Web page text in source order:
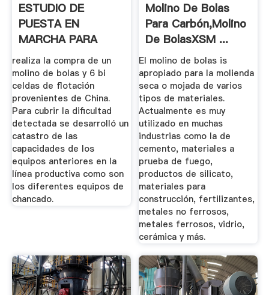
ESTUDIO DE
PUESTA EN
MARCHA PARA
MOLINO DE BOLAS
Y .
realiza la compra de un
molino de bolas y 6 bi
celdas de flotación
provenientes de China.
Para cubrir la dificultad
detectada se desarrolló un
catastro de las
capacidades de los
equipos anteriores en la
línea productiva como son
los diferentes equipos de
chancado.
Molino De Bolas
Para Carbón,Molino
De BolasXSM ...
El molino de bolas is
apropiado para la molienda
seca o mojada de varios
tipos de materiales.
Actualmente es muy
utilizado en muchas
industrias como la de
cemento, materiales a
prueba de fuego,
productos de silicato,
materiales para
construcción, fertilizantes,
metales no ferrosos,
metales ferrosos, vidrio,
cerámica y más.